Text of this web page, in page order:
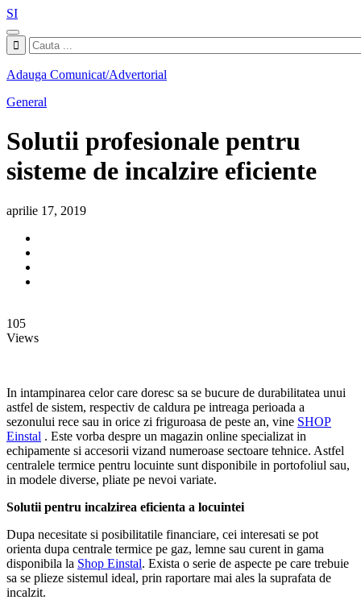
SI
Adauga Comunicat/Advertorial
General
Solutii profesionale pentru
sisteme de incalzire eficiente
aprilie 17, 2019
105
Views
In intampinarea celor care doresc sa se bucure de durabilitatea unui
astfel de sistem, respectiv de caldura pe intreaga perioada a
sezonului rece sau in orice zi friguroasa de peste an, vine SHOP
Einstal . Este vorba despre un magazin online specializat in
echipamente si accesorii vizand numeroase sectoare tehnice. Astfel
centralele termice pentru locuinte sunt disponibile in portofoliul sau,
in modele diverse, pliate pe nevoi variate.
Solutii pentru incalzirea eficienta a locuintei
Dupa necesitate si posibilitatile financiare, cei interesati se pot
orienta dupa centrale termice pe gaz, lemne sau curent in gama
disponibila la Shop Einstal. Exista o serie de aspecte pe care trebuie
sa se plieze sistemul ideal, prin raportare mai ales la suprafata de
incalzit.